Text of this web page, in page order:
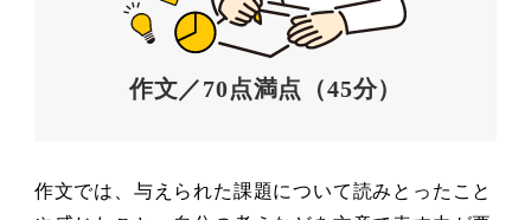
作文／70点満点（45分）
作文では、与えられた課題について読みとったこと